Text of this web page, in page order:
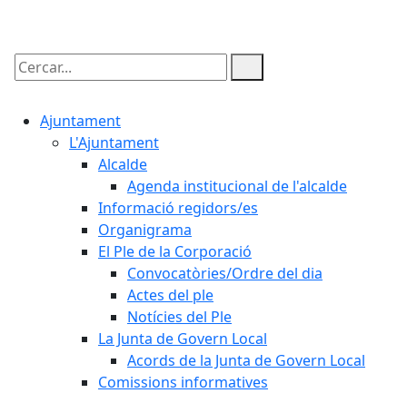
Cercar:
Ajuntament
L'Ajuntament
Alcalde
Agenda institucional de l'alcalde
Informació regidors/es
Organigrama
El Ple de la Corporació
Convocatòries/Ordre del dia
Actes del ple
Notícies del Ple
La Junta de Govern Local
Acords de la Junta de Govern Local
Comissions informatives